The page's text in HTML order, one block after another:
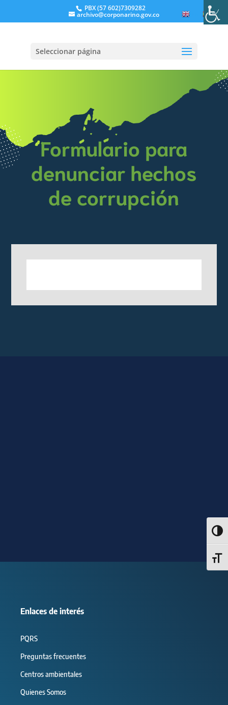
PBX (57 602)7309282
archivo@corponarino.gov.co
Seleccionar página
Formulario para
denunciar hechos
de corrupción
Enlaces de interés
PQRS
Preguntas frecuentes
Centros ambientales
Quienes Somos
ES